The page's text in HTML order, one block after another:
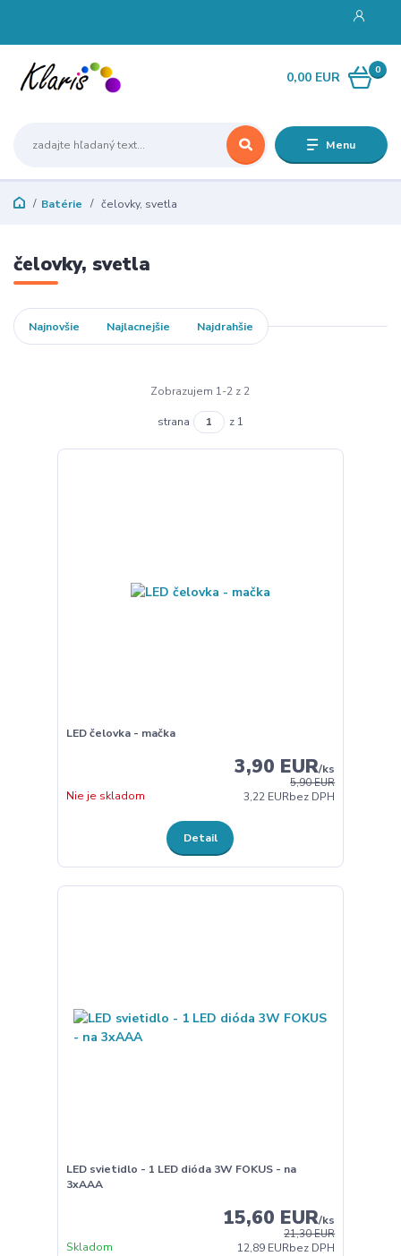
Menu
0
0,00 EUR
Batérie čelovky, svetla
čelovky, svetla
Najnovšie Najlacnejšie Najdrahšie
Zobrazujem 1-2 z 2
strana z 1
LED čelovka - mačka
5,90 EUR
3,90 EUR/ks
3,22 EURbez DPH
Nie je skladom
Detail
LED svietidlo - 1 LED dióda 3W FOKUS - na
3xAAA
21,30 EUR
15,60 EUR/ks
12,89 EURbez DPH
Skladom